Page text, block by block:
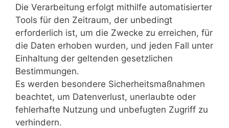
Die Verarbeitung erfolgt mithilfe automatisierter
Tools für den Zeitraum, der unbedingt
erforderlich ist, um die Zwecke zu erreichen, für
die Daten erhoben wurden, und jeden Fall unter
Einhaltung der geltenden gesetzlichen
Bestimmungen.
Es werden besondere Sicherheitsmaßnahmen
beachtet, um Datenverlust, unerlaubte oder
fehlerhafte Nutzung und unbefugten Zugriff zu
verhindern.